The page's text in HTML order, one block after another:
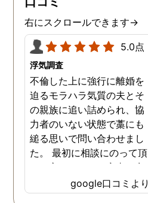
右にスクロールできます→
5.0点
浮気調査
不倫した上に強行に離婚を
迫るモラハラ気質の夫とそ
の親族に追い詰められ、協
力者のいない状態で藁にも
縋る思いで問い合わせまし
た。 最初に相談にのって頂
いた方も、とても率直に意
見を言っていただき、また
費用面も正直に答えていた
google口コミより